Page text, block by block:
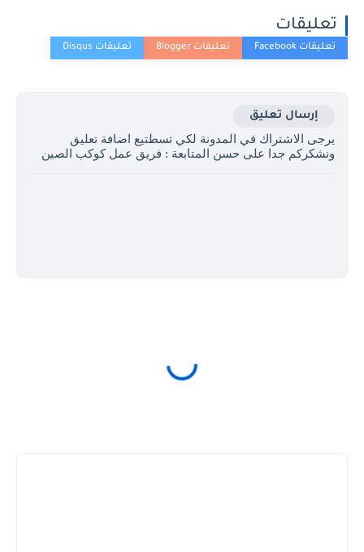
تعليقات
إرسال تعليق
يرجى الاشتراك في المدونة لكي تسطتيع اضافة تعليق
ونشكركم جدا على حسن المتابعة : فريق عمل كوكب الصين